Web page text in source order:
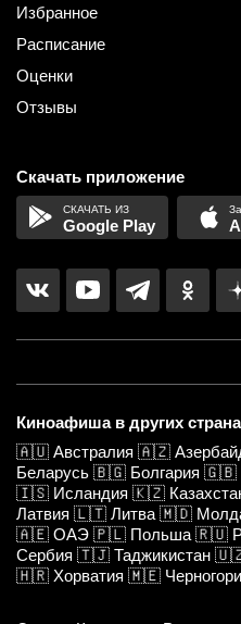
Избранное
Расписание
Оценки
Отзывы
Скачать приложение
Google Play
Киноафиша в других
🇦🇺 Австралия 🇦🇿
Беларусь 🇧🇬 Болгария 🇬🇧
🇮🇸 Исландия 🇰🇿
Латвия 🇱🇹 Литва 🇲🇩
🇦🇪 ОАЭ 🇵🇱 Польша 🇷🇺
Сербия 🇹🇯 Таджикистан
🇭🇷 Хорватия 🇲🇪